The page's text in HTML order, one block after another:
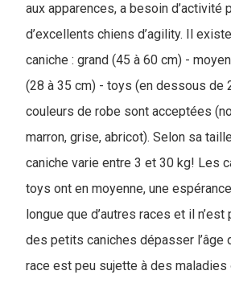
aux apparences, a besoin d’activité
d’excellents chiens d’agility. Il
caniche : grand (45 à 60 cm) -
(28 à 35 cm) - toys (en dessous de
couleurs de robe sont acceptées
marron, grise, abricot). Selon sa
caniche varie entre 3 et 30 kg! Les
toys ont en moyenne, une
longue que d’autres races et il
des petits caniches dépasser l’âge
race est peu sujette à des